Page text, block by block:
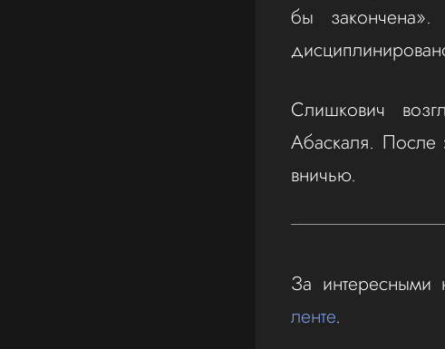
бы
Слишкович
Абаскаля.
вничью.
За интересными
ленте.